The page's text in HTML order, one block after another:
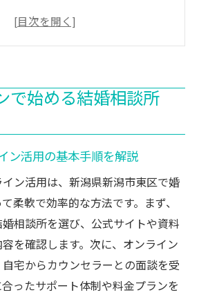
整備で相談が便利になる理由
オンラインの不安を解消するコ
活に最適なオンライン環境とは
オンライン対応で選ぶポイント
で使いやすい相談環境を探すコ
整備済み結婚相談所の特徴解説
オンライン相談が生活に役立つ
で始める結婚相談所
ン活用の基本手順を解説
ン活用は、新潟県新潟市東区で婚
柔軟で効率的な方法です。まず、
相談所を選び、公式サイトや資料
を確認します。次に、オンライン
宅からカウンセラーとの面談を受
ったサポート体制や料金プランを